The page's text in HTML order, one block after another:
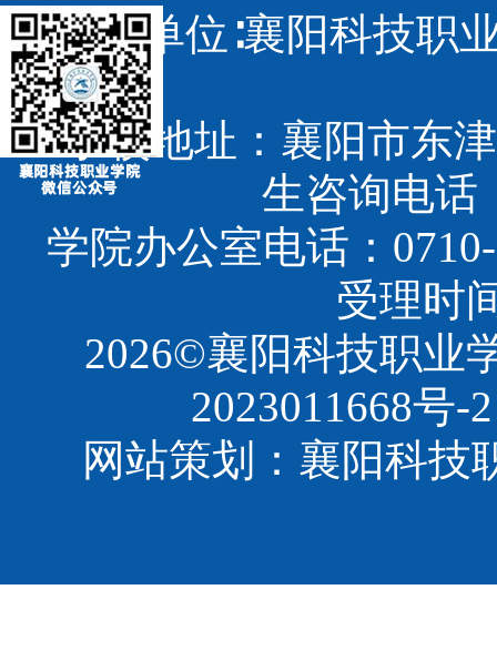
主办单位∶襄阳科技
学校地址：襄阳市东
生咨询电话
学院办公室电话：
受理时
2026©襄阳科技职
2023011668号-2
网站策划：襄阳科